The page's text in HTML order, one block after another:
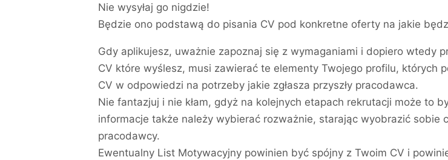
Nie wysyłaj go nigdzie!
Będzie ono podstawą do pisania CV pod konkretne oferty na jakie
Gdy aplikujesz, uważnie zapoznaj się z wymaganiami i dopiero wtedy
CV które wyślesz, musi zawierać te elementy Twojego profilu, których
CV w odpowiedzi na potrzeby jakie zgłasza przyszły pracodawca.
Nie fantazjuj i nie kłam, gdyż na kolejnych etapach rekrutacji może to
informacje także należy wybierać rozważnie, starając wyobrazić sobie
pracodawcy.
Ewentualny List Motywacyjny powinien być spójny z Twoim CV i